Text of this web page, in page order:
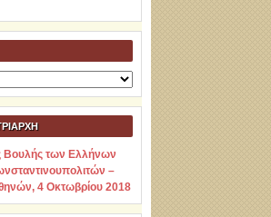
Βουλής των Ελλήνων
–
4 Οκτωβρίου 2018